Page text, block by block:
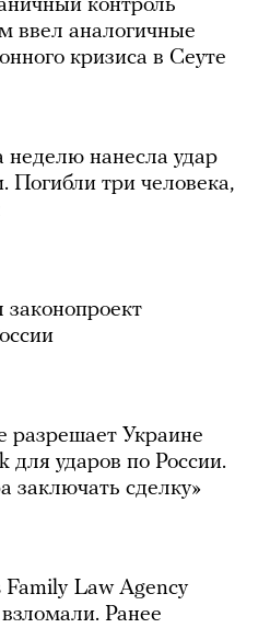
контроль
ввел аналогичные
кризиса в Сеуте
неделю нанесла удар
Погибли три человека,
Украине
для ударов по России.
заключать сделку»
Law Agency
Ранее